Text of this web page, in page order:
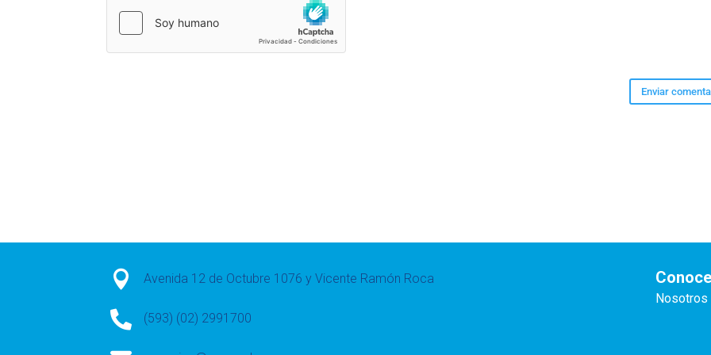
 Avenida 12 de Octubre 1076 y Vicente Ramón Roca
 (593) (02) 2991700
Nosotros